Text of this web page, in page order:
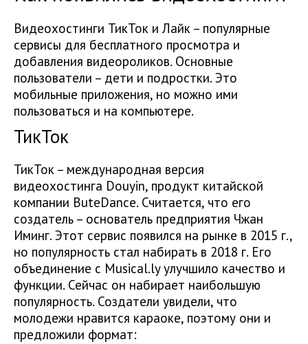
Видеохостинги ТикТок и Лайк – популярные
сервисы для бесплатного просмотра и
добавления видеороликов. Основные
пользователи – дети и подростки. Это
мобильные приложения, но можно ими
пользоваться и на компьютере.
ТикТок
ТикТок – международная версия
видеохостинга Douyin, продукт китайской
компании ButeDance. Считается, что его
создатель – основатель предприятия Чжан
Иминг. Этот сервис появился на рынке в 2015 г.,
но популярность стал набирать в 2018 г. Его
объединение с Musical.ly улучшило качество и
функции. Сейчас он набирает наибольшую
популярность. Создатели увидели, что
молодежи нравится караоке, поэтому они и
предложили формат: